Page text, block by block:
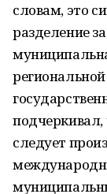
словам, это
разделение
подчеркивал,
следует